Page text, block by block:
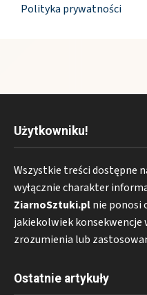
Polityka prywatności
Użytkowniku!
Wszystkie treści dostępne
wyłącznie charakter
ZiarnoSztuki.plnie ponosi
jakiekolwiek konsekwencje
zrozumienia lub
Ostatnie artykuły